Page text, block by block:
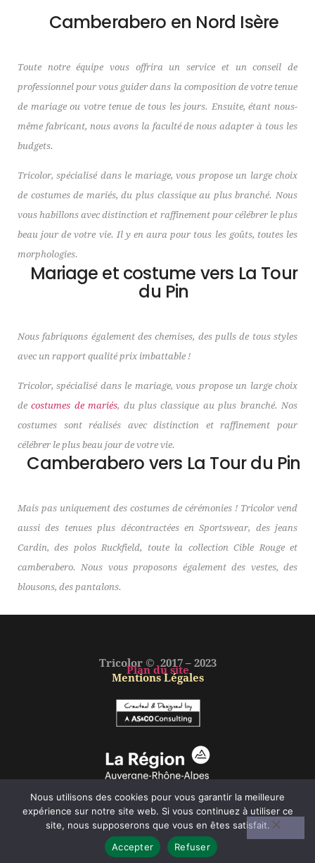
Camberabero en Nord Isère
Toute notre équipe vous offrira un service et un conseil de
professionnel pour vous guider dans la composition de votre tenue
de mariage ou votre tenue de tous les jours. Ensuite, étant nous-
même fabricant, nous avons la faculté de nous adapter à tous les
budgets.
Tricolor, spécialisé dans le mariage, vous propose un large choix
de costumes de mariés, du plus classique au plus branché. Nous
vous habillons avec distinction et raffinement pour célébrer le plus
beau jour de votre vie. Il y en aura pour tous les goûts, toutes les
morphologies.
Mariage et costume vers La Tour
du Pin
Nous fabriquons également des chemises, des pulls de tous styles
avec un rapport qualité prix imbattable !
Tricolor, spécialisé dans le mariage, vous propose un large choix
decostumes de mariés, du plus classique au plus branché. Nos
costumes sont réalisés avec distinction et raffinement pour
célébrer le plus beau jour de votre vie.
Camberabero vers La Tour du Pin
Mais pas uniquement des costumes de cérémonies ! Tricolor vend
aussi des tenues plus décontractées en Sportswear, des jeans
Cardin, des polos Ruckfield, toute la collection Cible Rouge et
camberabero. Nous vous proposons également des vestes, des
blousons, des pantalons.
Tricolor © 2017 – 2023
Plan du site
Mentions Légales
Nous utilisons des cookies pour vous garantir la meilleure
expérience sur notre site web. Si vous continuez à utiliser ce
site, nous supposerons que vous en êtes satisfait.
Accepter
Refuser